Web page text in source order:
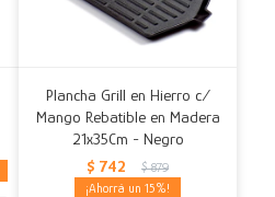
Plancha Grill en Hierro c/
Mango Rebatible en Madera
21x35Cm - Negro
$ 742 $ 879
15